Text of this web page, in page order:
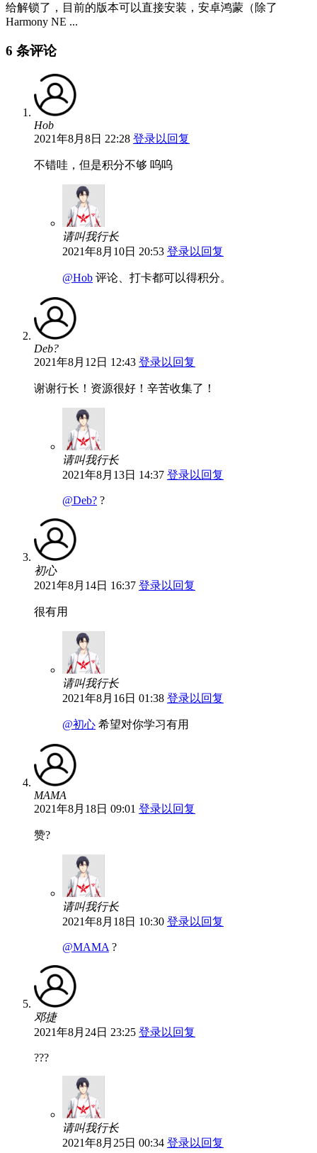
给解锁了，目前的版本可以直接安装，安卓鸿蒙（除了
Harmony NE ...
6 条评论
Hob
2021年8月8日 22:28 登录以回复
不错哇，但是积分不够 呜呜
请叫我行长
2021年8月10日 20:53 登录以回复
@Hob 评论、打卡都可以得积分。
Deb?
2021年8月12日 12:43 登录以回复
谢谢行长！资源很好！辛苦收集了！
请叫我行长
2021年8月13日 14:37 登录以回复
@Deb? ?
初心
2021年8月14日 16:37 登录以回复
很有用
请叫我行长
2021年8月16日 01:38 登录以回复
@初心 希望对你学习有用
MAMA
2021年8月18日 09:01 登录以回复
赞?
请叫我行长
2021年8月18日 10:30 登录以回复
@MAMA ?
邓捷
2021年8月24日 23:25 登录以回复
???
请叫我行长
2021年8月25日 00:34 登录以回复